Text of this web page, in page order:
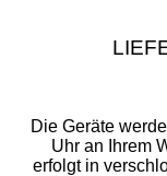
Die Geräte
Uhr an Ihrem
erfolgt in